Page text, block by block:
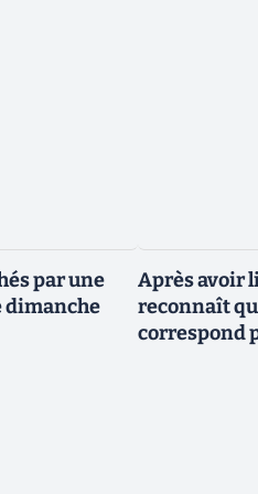
par une
dimanche
Après avoir
reconnaît
correspond